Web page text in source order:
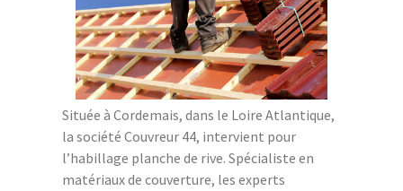
Située à Cordemais, dans le Loire Atlantique,
la société Couvreur 44, intervient pour
l’habillage planche de rive. Spécialiste en
matériaux de couverture, les experts